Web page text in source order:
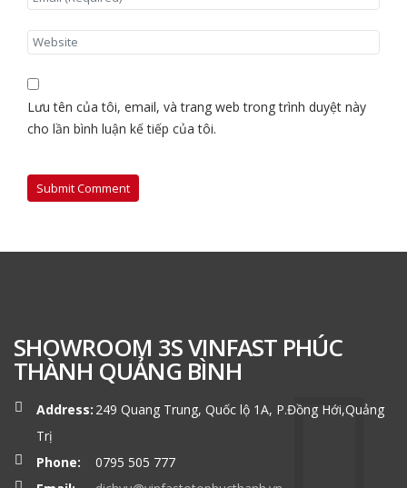
Lưu tên của tôi, email, và trang web trong trình duyệt này
cho lần bình luận kế tiếp của tôi.
SHOWROOM 3S VINFAST PHÚC
THÀNH QUẢNG BÌNH
Address: 249 Quang Trung, Quốc lộ 1A, P.Đồng Hới,Quảng
Trị
Phone:
0795 505 777